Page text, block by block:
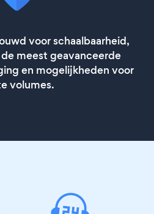
voor schaalbaarheid,
meest geavanceerde
en mogelijkheden voor
volumes.